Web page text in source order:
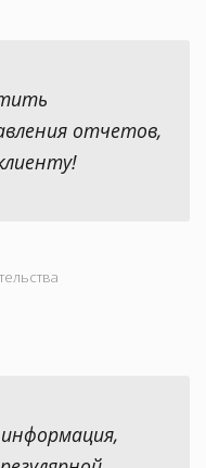
отчетов,